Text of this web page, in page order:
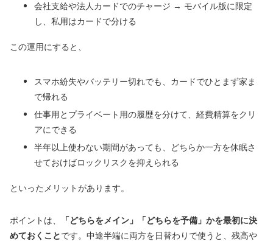
会社支給や法人カードでのチャージ → モバイル版に限定
し、私用はカードで分ける
この運用にすると、
スマホ紛失やバッテリー切れでも、カードでひとまず家ま
で帰れる
仕事用とプライベート用の履歴を分けて、経費精算をクリ
アにできる
半年以上使わない期間があっても、どちらか一方を休眠さ
せておけばロックリスクを抑えられる
といったメリットがあります。
ポイントは、
「どちらをメイン」「どちらを予備」かを最初に決
めておくことです。中途半端に両方を日替わりで使うと、残高や